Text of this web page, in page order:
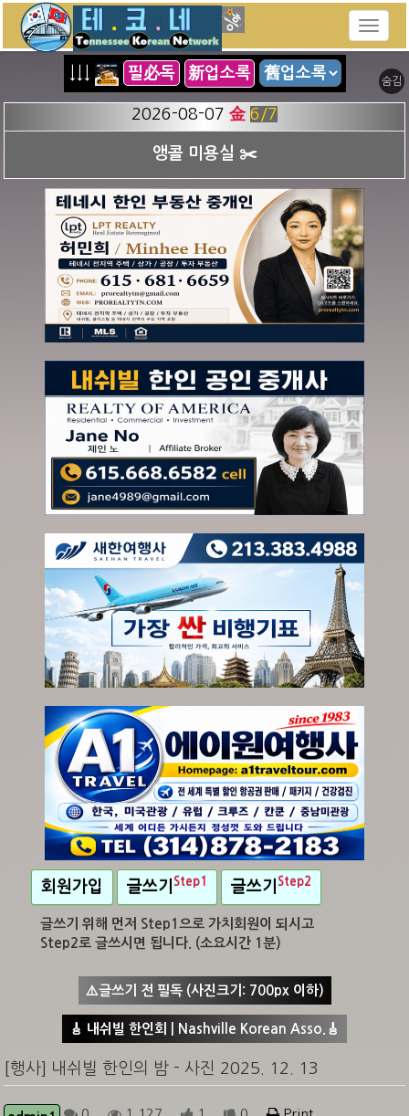
숨김
필必독 新업소록
2026-08-07 金 7 /7
세계 어디든 편하게 - A1 여행사
회원가입 글쓰기 Step1 글쓰기 Step2
글쓰기 위해 먼저 Step1으로 가치회원이 되시고
Step2로 글쓰시면 됩니다. (소요시간 1분)
⚠️글쓰기 전 필독 (사진크기: 700px 이하)
🎸 내쉬빌 한인회 | Nashville Korean Asso.🎸
[행사] 내쉬빌 한인의 밤 - 사진 2025. 12. 13